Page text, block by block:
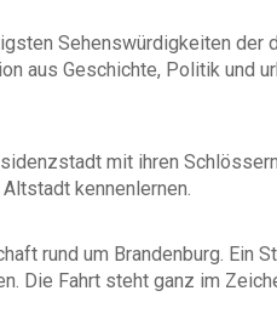
Sehenswürdigkeiten der
aus Geschichte, Politik und
mit ihren
kennenlernen.
rund um Brandenburg. Ein
Die Fahrt steht ganz im